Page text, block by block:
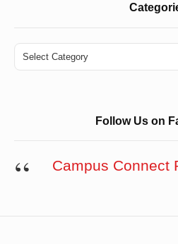
Categories
Follow Us on
Campus Connect